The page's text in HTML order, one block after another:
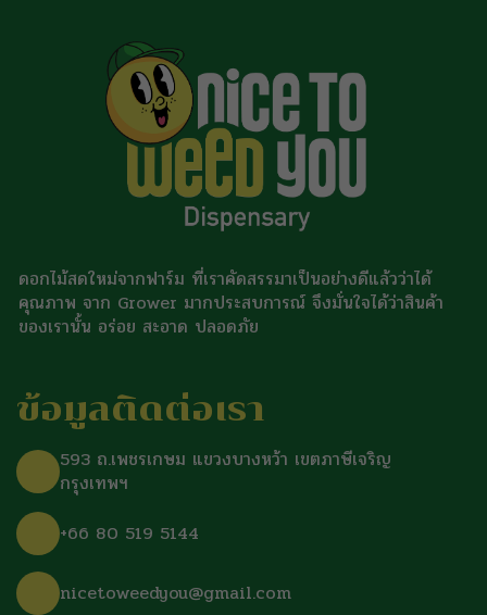
ดอกไม้สดใหม่จากฟาร์ม ที่เราคัดสรรมาเป็นอย่างดีแล้วว่าได้
คุณภาพ จาก Grower มากประสบการณ์ จึงมั่นใจได้ว่าสินค้า
ของเรานั้น อร่อย สะอาด ปลอดภัย
ข้อมูลติดต่อเรา
593 ถ.เพชรเกษม แขวงบางหว้า เขตภาษีเจริญ
กรุงเทพฯ
+66 80 519 5144
nicetoweedyou@gmail.com